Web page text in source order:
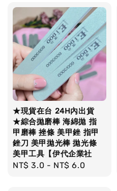
★現貨在台 24H內出貨
★綜合拋磨棒 海綿拋 指
甲磨棒 挫條 美甲銼 指甲
銼刀 美甲拋光棒 拋光條
美甲工具【伊代企業社
Regular
NT$ 3.0 - NT$ 6.0